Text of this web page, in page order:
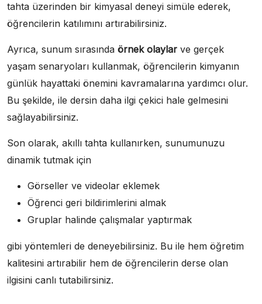
tahta üzerinden bir kimyasal deneyi simüle ederek,
öğrencilerin katılımını artırabilirsiniz.
Ayrıca, sunum sırasında örnek olaylar ve gerçek
yaşam senaryoları kullanmak, öğrencilerin kimyanın
günlük hayattaki önemini kavramalarına yardımcı olur.
Bu şekilde, ile dersin daha ilgi çekici hale gelmesini
sağlayabilirsiniz.
Son olarak, akıllı tahta kullanırken, sunumunuzu
dinamik tutmak için
Görseller ve videolar eklemek
Öğrenci geri bildirimlerini almak
Gruplar halinde çalışmalar yaptırmak
gibi yöntemleri de deneyebilirsiniz. Bu ile hem öğretim
kalitesini artırabilir hem de öğrencilerin derse olan
ilgisini canlı tutabilirsiniz.